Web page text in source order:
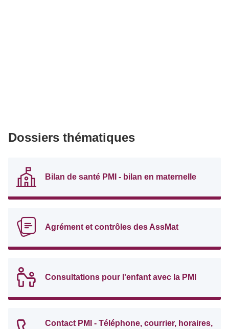
Dossiers thématiques
Bilan de santé PMI - bilan en maternelle
Agrément et contrôles des AssMat
Consultations pour l'enfant avec la PMI
Contact PMI - Téléphone, courrier, horaires,